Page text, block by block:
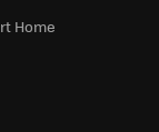
Home